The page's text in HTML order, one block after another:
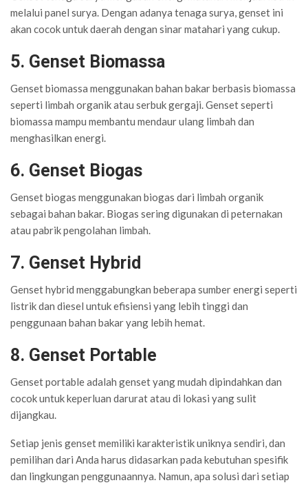
melalui panel surya. Dengan adanya tenaga surya, genset ini
akan cocok untuk daerah dengan sinar matahari yang cukup.
5. Genset Biomassa
Genset biomassa menggunakan bahan bakar berbasis biomassa
seperti limbah organik atau serbuk gergaji. Genset seperti
biomassa mampu membantu mendaur ulang limbah dan
menghasilkan energi.
6. Genset Biogas
Genset biogas menggunakan biogas dari limbah organik
sebagai bahan bakar. Biogas sering digunakan di peternakan
atau pabrik pengolahan limbah.
7. Genset Hybrid
Genset hybrid menggabungkan beberapa sumber energi seperti
listrik dan diesel untuk efisiensi yang lebih tinggi dan
penggunaan bahan bakar yang lebih hemat.
8. Genset Portable
Genset portable adalah genset yang mudah dipindahkan dan
cocok untuk keperluan darurat atau di lokasi yang sulit
dijangkau.
Setiap jenis genset memiliki karakteristik uniknya sendiri, dan
pemilihan dari Anda harus didasarkan pada kebutuhan spesifik
dan lingkungan penggunaannya. Namun, apa solusi dari setiap